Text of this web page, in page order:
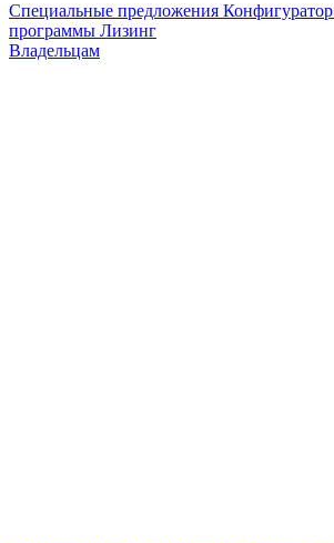
Специальные предложения Конфигуратор
программы Лизинг
Владельцам